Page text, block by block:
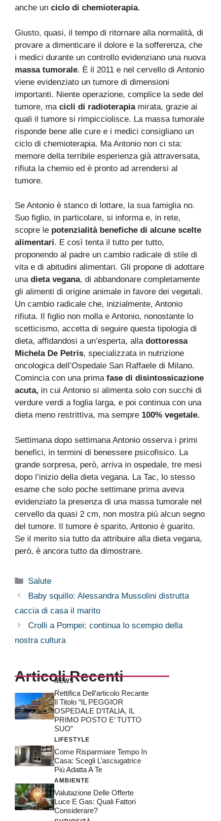
anche un ciclo di chemioterapia.
Giusto, quasi, il tempo di ritornare alla normalità, di
provare a dimenticare il dolore e la sofferenza, che
i medici durante un controllo evidenziano una nuova
massa tumorale. È il 2011 e nel cervello di Antonio
viene evidenziato un tumore di dimensioni
importanti. Niente operazione, complice la sede del
tumore, ma cicli di radioterapiamirata, grazie ai
quali il tumore si rimpicciolisce. La massa tumorale
risponde bene alle cure e i medici consigliano un
ciclo di chemioterapia. Ma Antonio non ci sta:
memore della terribile esperienza già attraversata,
rifiuta la chemio ed è pronto ad arrendersi al
tumore.
Se Antonio è stanco di lottare, la sua famiglia no.
Suo figlio, in particolare, si informa e, in rete,
scopre le potenzialità benefiche di alcune scelte
alimentari. E così tenta il tutto per tutto,
proponendo al padre un cambio radicale di stile di
vita e di abitudini alimentari. Gli propone di adottare
una dieta vegana, di abbandonare completamente
gli alimenti di origine animale in favore dei vegetali.
Un cambio radicale che, inizialmente, Antonio
rifiuta. Il figlio non molla e Antonio, nonostante lo
scetticismo, accetta di seguire questa tipologia di
dieta, affidandosi a un’esperta, alla dottoressa
Michela De Petris, specializzata in nutrizione
oncologica dell’Ospedale San Raffaele di Milano.
Comincia con una prima fase di disintossicazione
acuta, in cui Antonio si alimenta solo con succhi di
verdure verdi a foglia larga, e poi continua con una
dieta meno restrittiva, ma sempre 100% vegetale.
Settimana dopo settimana Antonio osserva i primi
benefici, in termini di benessere psicofisico. La
grande sorpresa, però, arriva in ospedale, tre mesi
dopo l’inizio della dieta vegana. La Tac, lo stesso
esame che solo poche settimane prima aveva
evidenziato la presenza di una massa tumorale nel
cervello da quasi 2 cm, non mostra più alcun segno
del tumore. Il tumore è sparito, Antonio è guarito.
Se il merito sia tutto da attribuire alla dieta vegana,
però, è ancora tutto da dimostrare.
Categorie
Salute
Baby squillo: Alessandra Mussolini distrutta
caccia di casa il marito
Crolli a Pompei: continua lo scempio della
nostra cultura
Articoli Recenti
NEWS
Rettifica Dell’articolo Recante
Il Titolo “IL PEGGIOR
OSPEDALE D’ITALIA, IL
PRIMO POSTO E’ TUTTO
SUO”
LIFESTYLE
Come Risparmiare Tempo In
Casa: Scegli L’asciugatrice
Più Adatta A Te
AMBIENTE
Valutazione Delle Offerte
Luce E Gas: Quali Fattori
Considerare?